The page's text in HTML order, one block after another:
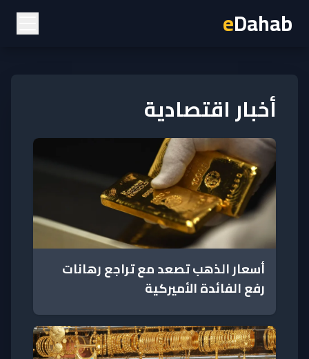
eDahab
أخبار اقتصادية
أسعار الذهب تصعد مع تراجع رهانات
رفع الفائدة الأميركية